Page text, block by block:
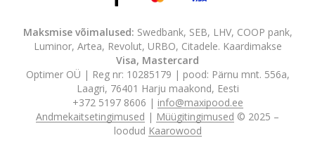
Maksmise võimalused: Swedbank, SEB, LHV, COOP pank,
Luminor, Artea, Revolut, URBO, Citadele. Kaardimakse
Visa, Mastercard
Optimer OÜ | Reg nr: 10285179 | pood: Pärnu mnt. 556a,
Laagri, 76401 Harju maakond, Eesti
+372 5197 8606 | info@maxipood.ee
Andmekaitsetingimused | Müügitingimused © 2025 –
loodud Kaarowood